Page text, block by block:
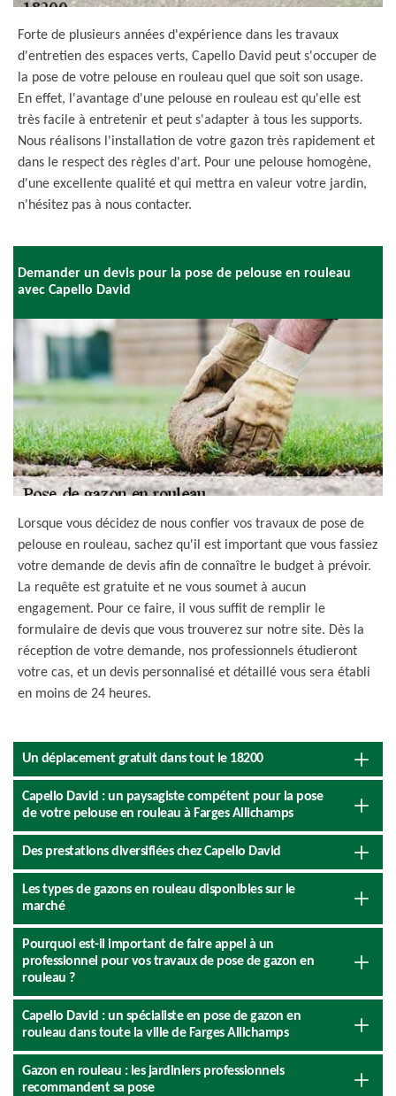
Forte de plusieurs années d'expérience dans les travaux
d'entretien des espaces verts, Capello David peut s'occuper de
la pose de votre pelouse en rouleau quel que soit son usage.
En effet, l'avantage d'une pelouse en rouleau est qu'elle est
très facile à entretenir et peut s'adapter à tous les supports.
Nous réalisons l'installation de votre gazon très rapidement et
dans le respect des règles d'art. Pour une pelouse homogène,
d'une excellente qualité et qui mettra en valeur votre jardin,
n'hésitez pas à nous contacter.
Demander un devis pour la pose de pelouse en rouleau
avec Capello David
Lorsque vous décidez de nous confier vos travaux de pose de
pelouse en rouleau, sachez qu'il est important que vous fassiez
votre demande de devis afin de connaître le budget à prévoir.
La requête est gratuite et ne vous soumet à aucun
engagement. Pour ce faire, il vous suffit de remplir le
formulaire de devis que vous trouverez sur notre site. Dès la
réception de votre demande, nos professionnels étudieront
votre cas, et un devis personnalisé et détaillé vous sera établi
en moins de 24 heures.
Un déplacement gratuit dans tout le 18200
Capello David : un paysagiste compétent pour la pose
de votre pelouse en rouleau à Farges Allichamps
Des prestations diversifiées chez Capello David
Les types de gazons en rouleau disponibles sur le
marché
Pourquoi est-il important de faire appel à un
professionnel pour vos travaux de pose de gazon en
rouleau ?
Capello David : un spécialiste en pose de gazon en
rouleau dans toute la ville de Farges Allichamps
Gazon en rouleau : les jardiniers professionnels
recommandent sa pose